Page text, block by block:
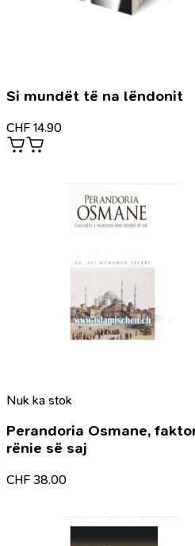
Si mundët të na lëndonit
CHF 14.90
Nuk ka stok
Perandoria Osmane,
rënie së saj
CHF 38.00